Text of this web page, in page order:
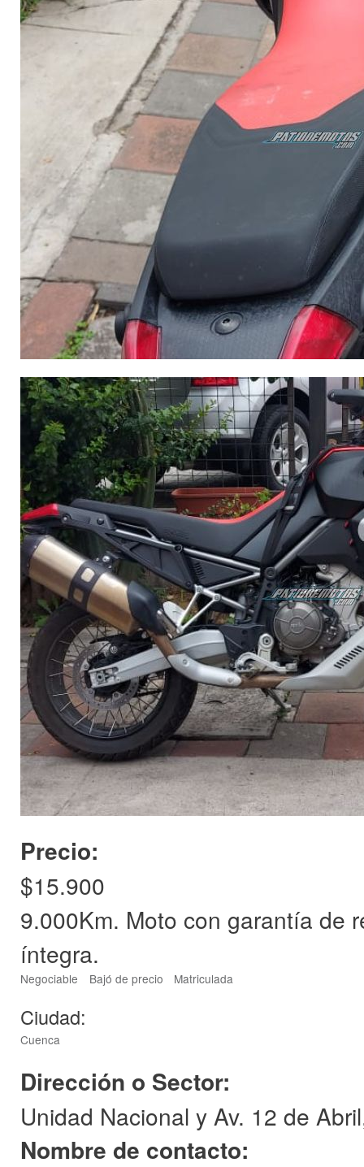
Precio:
$15.900
9.000Km. Moto con garantía de
íntegra.
Negociable Bajó de precio Matriculada
Ciudad:
Cuenca
Dirección o Sector:
Unidad Nacional y Av. 12 de
Nombre de contacto: